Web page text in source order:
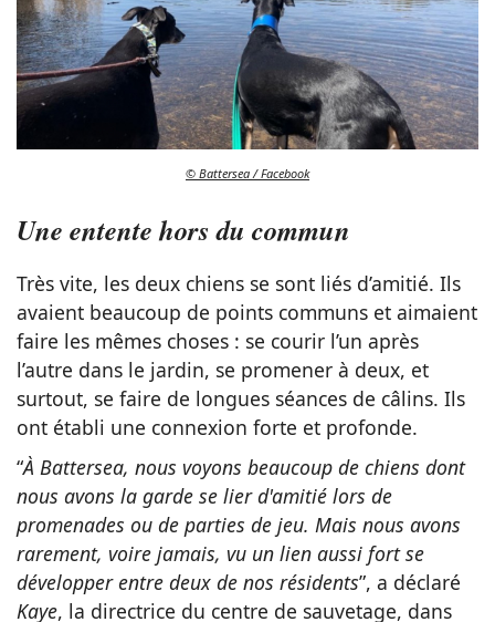
© Battersea / Facebook
Une entente hors du commun
Très vite, les deux chiens se sont liés d’amitié. Ils
avaient beaucoup de points communs et aimaient
faire les mêmes choses : se courir l’un après
l’autre dans le jardin, se promener à deux, et
surtout, se faire de longues séances de câlins. Ils
ont établi une connexion forte et profonde.
“À Battersea, nous voyons beaucoup de chiens dont
nous avons la garde se lier d'amitié lors de
promenades ou de parties de jeu. Mais nous avons
rarement, voire jamais, vu un lien aussi fort se
développer entre deux de nos résidents”, a déclaré
Kaye, la directrice du centre de sauvetage, dans